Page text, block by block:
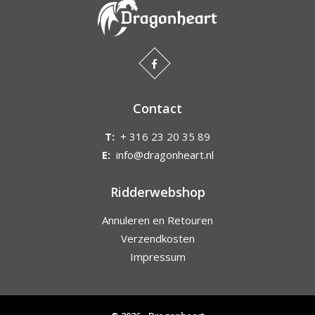
Contact
T: + 316 23 20 35 89
E: info@dragonheart.nl
Ridderwebshop
Annuleren en Retouren
Verzendkosten
Impressum